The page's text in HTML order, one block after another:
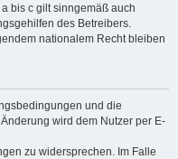
bis c gilt sinngemäß auch
des Betreibers.
nationalem Recht bleiben
und die
wird dem Nutzer per E-
zu widersprechen. Im Falle